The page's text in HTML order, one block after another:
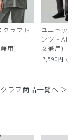
クラブト
用)
ユニセッ
ンツ・AIR
女兼用)
7,590円 （税
ラブ商品一覧へ ＞